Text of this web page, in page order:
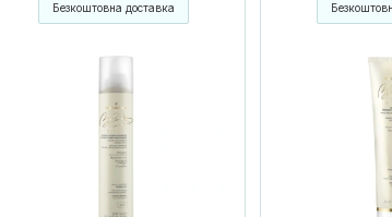
Безкоштовна доставка